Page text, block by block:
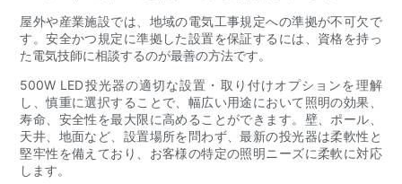
屋外や産業施設では、地域の電気工事規定への準拠が不可欠で
す。安全かつ規定に準拠した設置を保証するには、資格を持っ
た電気技師に相談するのが最善の方法です。
500W LED投光器の適切な設置・取り付けオプションを理解
し、慎重に選択することで、幅広い用途において照明の効果、
寿命、安全性を最大限に高めることができます。壁、ポール、
天井、地面など、設置場所を問わず、最新の投光器は柔軟性と
堅牢性を備えており、お客様の特定の照明ニーズに柔軟に対応
します。